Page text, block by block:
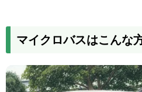
マイクロバスはこんな